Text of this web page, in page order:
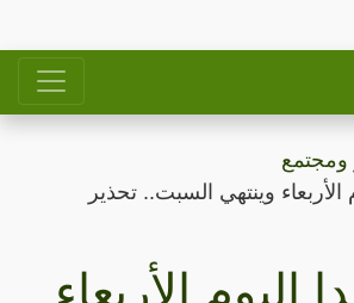
ومجتمع
الأربعاء وينتهي السبت.. تحذير
اليوم الأربعاء